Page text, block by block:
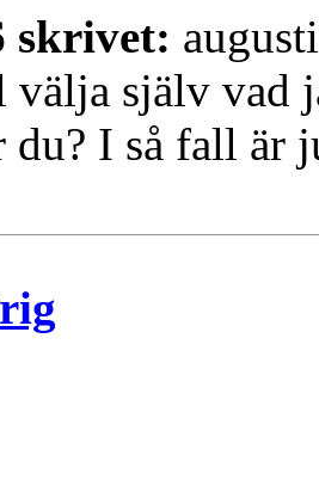
skrivet:
själv vad
du? I så fall är